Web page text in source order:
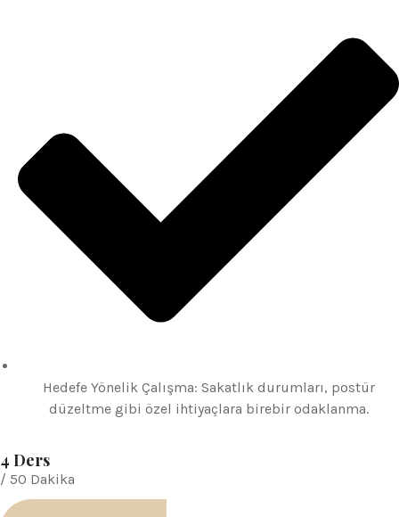
Hedefe Yönelik Çalışma: Sakatlık durumları, postür
düzeltme gibi özel ihtiyaçlara birebir odaklanma.
4 Ders
/ 50 Dakika